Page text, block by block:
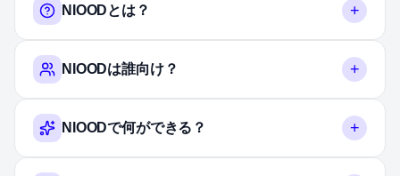
NIOODとは？ +
NIOODは誰向け？ +
NIOODで何ができる？ +